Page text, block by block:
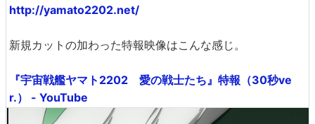
http://yamato2202.net/
新規カットの加わった特報映像はこんな感じ。
『宇宙戦艦ヤマト2202 愛の戦士たち』特報（30秒ve
r.） - YouTube